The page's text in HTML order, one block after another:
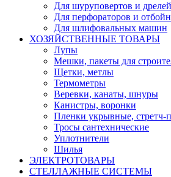
Для шуруповертов и дрелей
Для перфораторов и
Для шлифовальных машин
ХОЗЯЙСТВЕННЫЕ ТОВАРЫ
Лупы
Мешки, пакеты для
Щетки, метлы
Термометры
Веревки, канаты, шнуры
Канистры, воронки
Пленки укрывные, стретч-
Тросы сантехнические
Уплотнители
Шилья
ЭЛЕКТРОТОВАРЫ
СТЕЛЛАЖНЫЕ СИСТЕМЫ